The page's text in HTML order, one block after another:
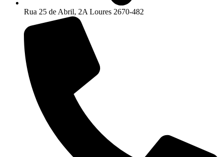
Rua 25 de Abril, 2A Loures 2670-482